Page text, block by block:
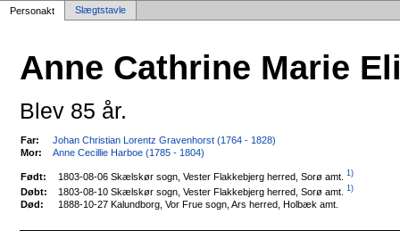
Personakt Slægtstavle
Anne Cathrine Marie
Blev 85 år.
Far:
Johan Christian Lorentz Gravenhorst (1764 - 1828)
Mor:
Anne Cecillie Harboe (1785 - 1804)
Født: 1803-08-06 Skælskør sogn, Vester Flakkebjerg herred, Sorø amt. 1)
Døbt: 1803-08-10 Skælskør sogn, Vester Flakkebjerg herred, Sorø amt. 1)
Død: 1888-10-27 Kalundborg, Vor Frue sogn, Ars herred, Holbæk amt.